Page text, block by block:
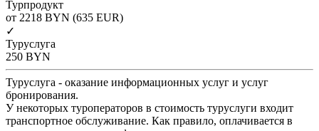
Турпродукт
от 2218 BYN (635 EUR)
✓
Туруслуга
250 BYN
Туруслуга - оказание информационных услуг и услуг
бронирования.
У некоторых туроператоров в стоимость туруслуги входит
транспортное обслуживание. Как правило, оплачивается в